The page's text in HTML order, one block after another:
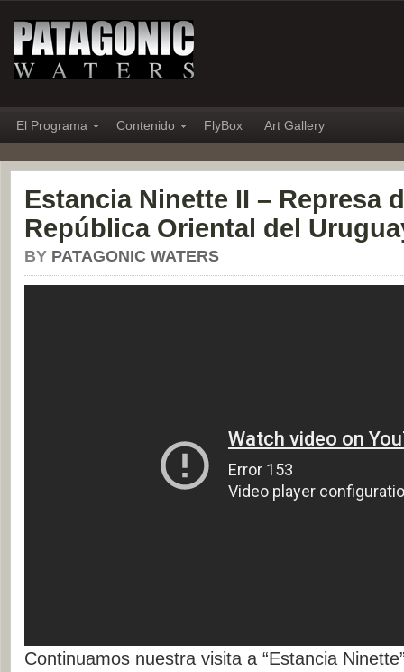
El Programa Contenido FlyBox Art Gallery
Estancia Ninette II – Represa
República Oriental del
BY PATAGONIC WATERS
Continuamos nuestra visita a “Estancia